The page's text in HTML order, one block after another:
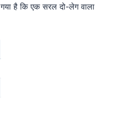
गया है कि एक सरल दो-लेग वाला